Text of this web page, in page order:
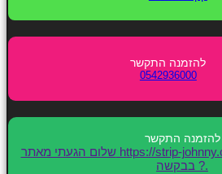
0542936000
שלום הגעתי מאתר https://strip-johnny.com אפשר לקבל פרטים
בבקשה ?.